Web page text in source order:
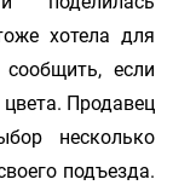
хотела для
если
Продавец
несколько
подъезда.